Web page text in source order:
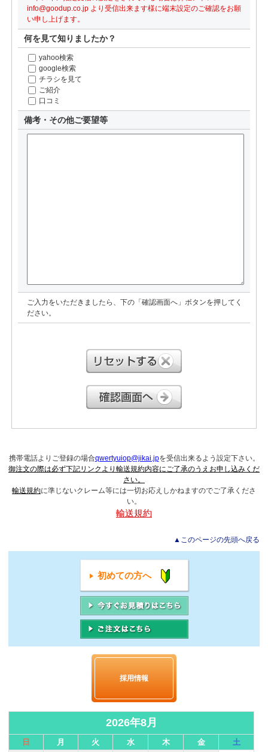
info@goodup.co.jp より受信出来ます様に端末設定のご確認をお願
い申し上げます。
何を見て知りましたか？
yahoo検索
google検索
チラシを見て
ご紹介
口コミ
備考・その他ご要望等
ご入力をいただきましたら、下の「確認画面へ」ボタンを押してく
ださい。
携帯電話よりご登録の場合qwertyuiop@jikai.jpを受信出来るよう設定下さい。
御注文の際は必ず下記リンクより輸送規約内容にご了承のうえお申し込みくだ
さい。
輸送規約に準じないクレーム等には一切お応えしかねますのでご了承くださ
い。
輸送規約
▲このページの先頭へ戻る
初めての方へ
採用情報
2026年8月
日 月 火 水 木 金 土